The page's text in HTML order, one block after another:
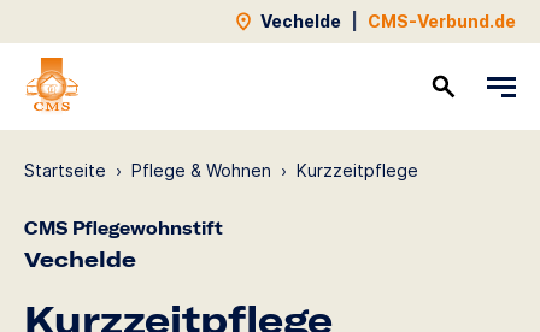
Vechelde CMS-Verbund.de
Startseite › Pflege & Wohnen › Kurzzeit­pflege
CMS Pflegewohnstift
Vechelde
Kurzzeit­pflege